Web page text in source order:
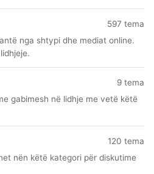
597 tema
nga shtypi dhe mediat online.
9 tema
gabimesh në lidhje me vetë këtë
120 tema
nën këtë kategori për diskutime